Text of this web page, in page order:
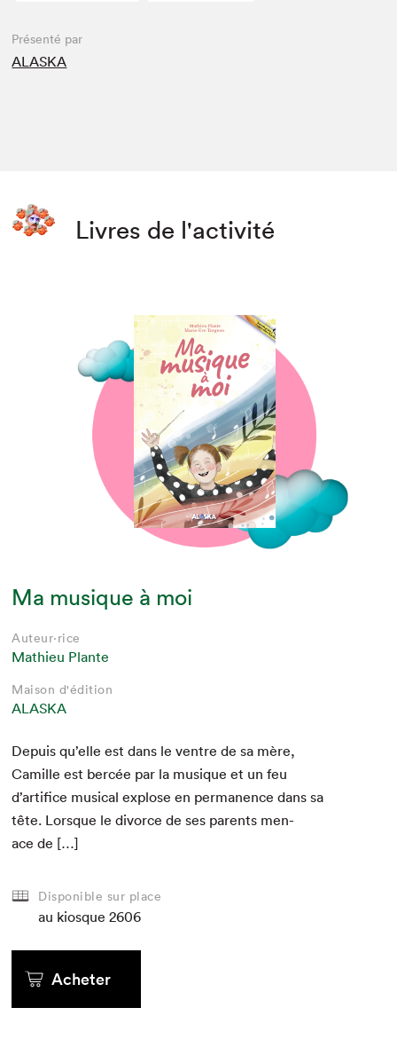
Présenté par
ALASKA
Livres de l'activité
Ma musique à moi
Auteur·rice
Mathieu Plante
Maison d'édition
ALASKA
Depuis qu’elle est dans le ven­tre de sa mère,
Camille est bercée par la musique et un feu
d’artifice musi­cal explose en per­ma­nence dans sa
tête. Lorsque le divorce de ses par­ents men­
ace de […]
Disponible sur place
au kiosque 2606
Acheter